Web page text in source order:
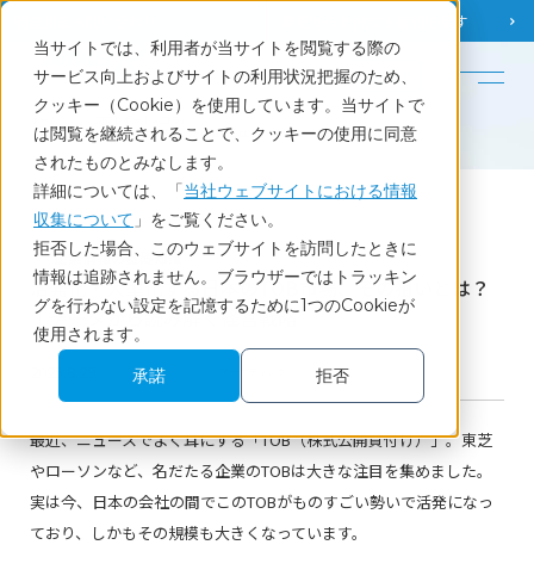
当サイトでは、利用者が当サイトを閲覧する際の
サービス向上およびサイトの利用状況把握のため、
クッキー（Cookie）を使用しています。当サイトで
は閲覧を継続されることで、クッキーの使用に同意
されたものとみなします。
詳細については、「当社ウェブサイトにおける情報
収集について 」をご覧ください。
拒否した場合、このウェブサイトを訪問したときに
情報は追跡されません。ブラウザーではトラッキン
グを行わない設定を記憶するために1つのCookieが
使用されます。
承諾
拒否
お役立ち情報を探す
English
活発化・大型化する日本のTOB市場、その狙いとは？｜データから読み解く経営戦略
Report
企業情報の基礎知識
活発化・大型化する日本のTOB市場、その狙いとは？
｜データから読み解く経営戦略
BtoB
最近、ニュースでよく耳にする「TOB（株式公開買付け）」。東芝
やローソンなど、名だたる企業のTOBは大きな注目を集めました。
実は今、日本の会社の間でこのTOBがものすごい勢いで活発になっ
ており、しかもその規模も大きくなっています。